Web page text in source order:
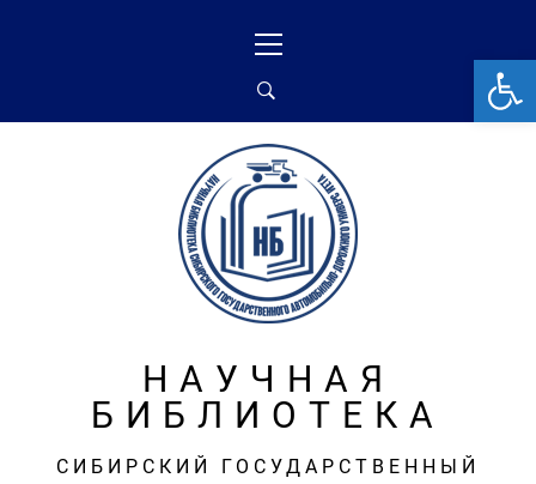
меню
НАУЧНАЯ
БИБЛИОТЕКА
СИБИРСКИЙ ГОСУДАРСТВЕННЫЙ